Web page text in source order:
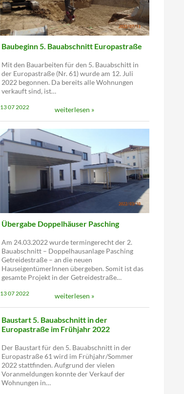
Baubeginn 5. Bauabschnitt Europastraße
Mit den Bauarbeiten für den 5. Bauabschitt in
der Europastraße (Nr. 61) wurde am 12. Juli
2022 begonnen. Da bereits alle Wohnungen
verkauft sind, ist…
weiterlesen »
13 07 2022
Übergabe Doppelhäuser Pasching
Am 24.03.2022 wurde termingerecht der 2.
Bauabschnitt – Doppelhausanlage Pasching
Getreidestraße – an die neuen
HauseigentümerInnen übergeben. Somit ist das
gesamte Projekt in der Getreidestraße…
weiterlesen »
13 07 2022
Baustart 5. Bauabschnitt in der
Europastraße im Frühjahr 2022
Der Baustart für den 5. Bauabschnitt in der
Europastraße 61 wird im Frühjahr/Sommer
2022 stattfinden. Aufgrund der vielen
Voranmeldungen konnte der Verkauf der
Wohnungen in…